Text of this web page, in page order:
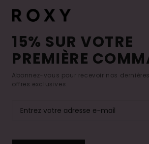
15% SUR VOTRE
PREMIÈRE
Abonnez-vous pour recevoir nos
offres exclusives.